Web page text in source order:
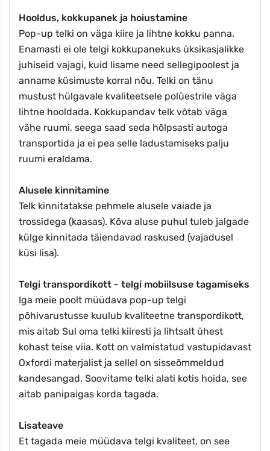
Hooldus, kokkupanek ja hoiustamine
Pop-up telki on väga kiire ja lihtne kokku panna.
Enamasti ei ole telgi kokkupanekuks üksikasjalikke
juhiseid vajagi, kuid lisame need sellegipoolest ja
anname küsimuste korral nõu. Telki on tänu
mustust hülgavale kvaliteetsele polüestrile väga
lihtne hooldada. Kokkupandav telk võtab väga
vähe ruumi, seega saad seda hõlpsasti autoga
transportida ja ei pea selle ladustamiseks palju
ruumi eraldama.
Alusele kinnitamine
Telk kinnitatakse pehmele alusele vaiade ja
trossidega (kaasas). Kõva aluse puhul tuleb jalgade
külge kinnitada täiendavad raskused (vajadusel
küsi lisa).
Telgi transpordikott - telgi mobiilsuse tagamiseks
Iga meie poolt müüdava pop-up telgi
põhivarustusse kuulub kvaliteetne transpordikott,
mis aitab Sul oma telki kiiresti ja lihtsalt ühest
kohast teise viia. Kott on valmistatud vastupidavast
Oxfordi materjalist ja sellel on sisseõmmeldud
kandesangad. Soovitame telki alati kotis hoida, see
aitab panipaigas korda tagada.
Lisateave
Et tagada meie müüdava telgi kvaliteet, on see